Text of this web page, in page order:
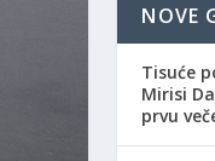
NOVE
Tisuće
Mirisi
prvu